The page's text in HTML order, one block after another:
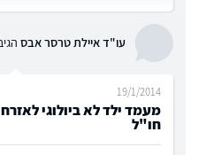
עו"ד איילת טרסר אבס
מעמד ילד לא ביולוגי
חו"ל
19/1/2014